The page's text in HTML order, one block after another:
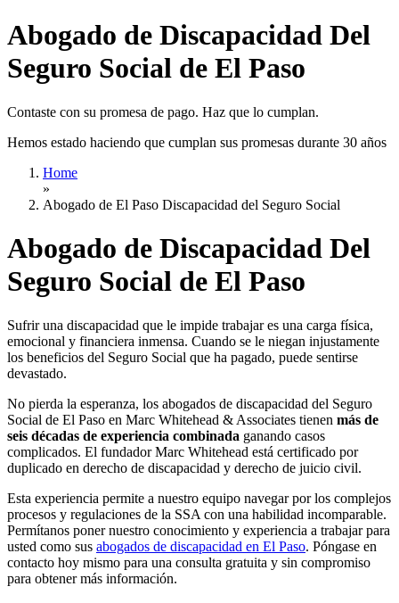
Abogado de Discapacidad Del
Seguro Social de El Paso
Contaste con su promesa de pago. Haz que lo cumplan.
Hemos estado haciendo que cumplan sus promesas durante 30 años
Home
»
Abogado de El Paso Discapacidad del Seguro Social
Abogado de Discapacidad Del
Seguro Social de El Paso
Sufrir una discapacidad que le impide trabajar es una carga física,
emocional y financiera inmensa. Cuando se le niegan injustamente
los beneficios del Seguro Social que ha pagado, puede sentirse
devastado.
No pierda la esperanza, los abogados de discapacidad del Seguro
Social de El Paso en Marc Whitehead & Associates tienen más de
seis décadas de experiencia combinada ganando casos
complicados. El fundador Marc Whitehead está certificado por
duplicado en derecho de discapacidad y derecho de juicio civil.
Esta experiencia permite a nuestro equipo navegar por los complejos
procesos y regulaciones de la SSA con una habilidad incomparable.
Permítanos poner nuestro conocimiento y experiencia a trabajar para
usted como sus abogados de discapacidad en El Paso. Póngase en
contacto hoy mismo para una consulta gratuita y sin compromiso
para obtener más información.